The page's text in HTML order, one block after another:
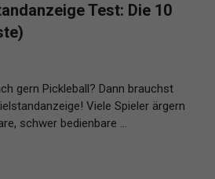
Test: Die 10
gern Pickleball? Dann brauchst
Viele Spieler ärgern
schwer bedienbare …